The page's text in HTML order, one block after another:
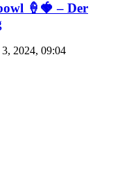
🍦🍓 – Der
3, 2024, 09:04